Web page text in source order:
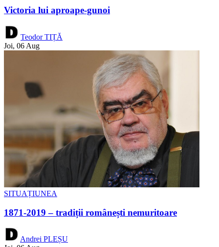
Victoria lui aproape-gunoi
Teodor TIȚĂ
Joi, 06 Aug
SITUAȚIUNEA
1871-2019 – tradiții românești nemuritoare
Andrei PLEȘU